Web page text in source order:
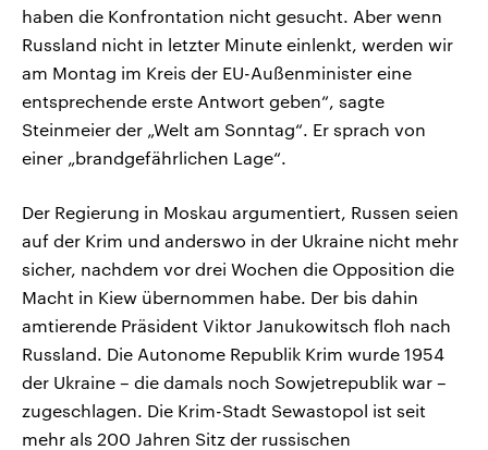
haben die Konfrontation nicht gesucht. Aber wenn
Russland nicht in letzter Minute einlenkt, werden wir
am Montag im Kreis der EU-Außenminister eine
entsprechende erste Antwort geben“, sagte
Steinmeier der „Welt am Sonntag“. Er sprach von
einer „brandgefährlichen Lage“.
Der Regierung in Moskau argumentiert, Russen seien
auf der Krim und anderswo in der Ukraine nicht mehr
sicher, nachdem vor drei Wochen die Opposition die
Macht in Kiew übernommen habe. Der bis dahin
amtierende Präsident Viktor Janukowitsch floh nach
Russland. Die Autonome Republik Krim wurde 1954
der Ukraine – die damals noch Sowjetrepublik war –
zugeschlagen. Die Krim-Stadt Sewastopol ist seit
mehr als 200 Jahren Sitz der russischen